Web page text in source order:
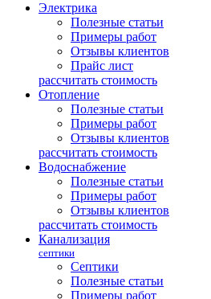
Электрика
Полезные статьи
Примеры работ
Отзывы клиентов
Прайс лист
рассчитать стоимость
Отопление
Полезные статьи
Примеры работ
Отзывы клиентов
рассчитать стоимость
Водоснабжение
Полезные статьи
Примеры работ
Отзывы клиентов
рассчитать стоимость
Канализация
септики
Септики
Полезные статьи
Примеры работ